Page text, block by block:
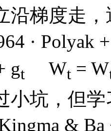
沿梯度走
· Polyak
gt Wt = W
小坑，但
& Ba